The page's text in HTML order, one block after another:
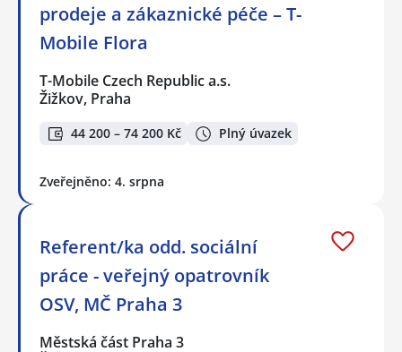
prodeje a zákaznické péče – T-
Mobile Flora
T-Mobile Czech Republic a.s.
Žižkov, Praha
44 200 – 74 200 Kč Plný úvazek
Zveřejněno: 4. srpna
Referent/ka odd. sociální
práce - veřejný opatrovník
OSV, MČ Praha 3
Městská část Praha 3